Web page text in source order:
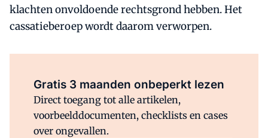
klachten onvoldoende rechtsgrond hebben. Het
cassatieberoep wordt daarom verworpen.
Gratis 3 maanden onbeperkt lezen
Direct toegang tot alle artikelen,
voorbeelddocumenten, checklists en cases
over ongevallen.